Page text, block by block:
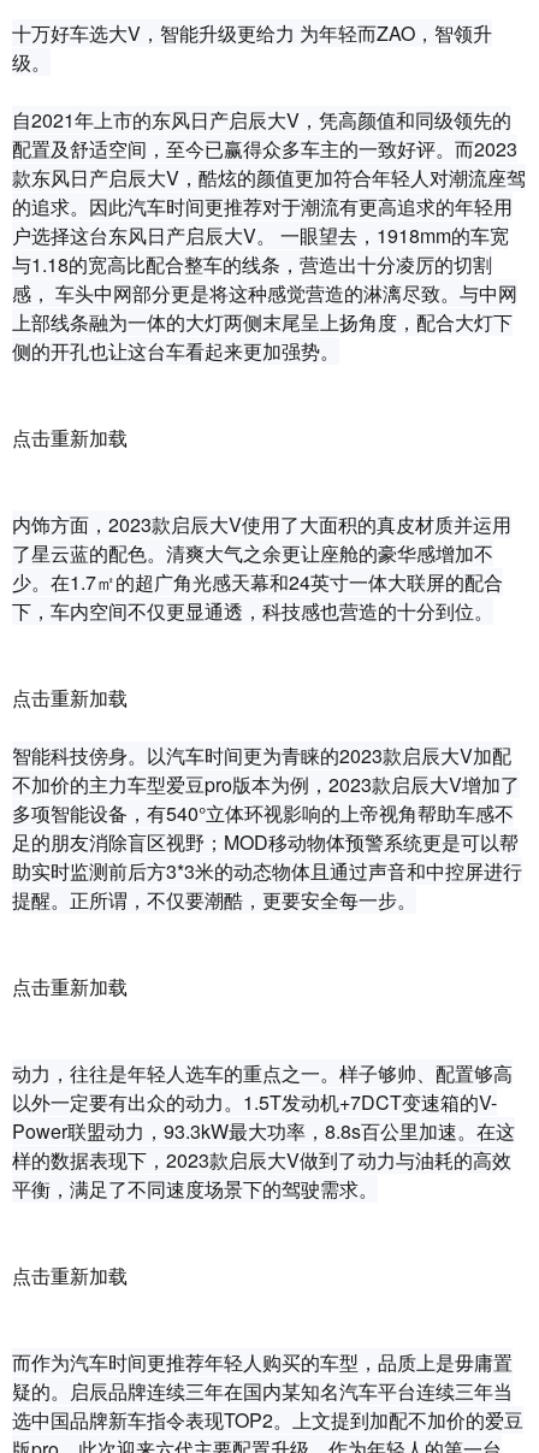
十万好车选大V，智能升级更给力 为年轻而ZAO，智领升
级。
自2021年上市的东风日产启辰大V，凭高颜值和同级领先的
配置及舒适空间，至今已赢得众多车主的一致好评。而2023
款东风日产启辰大V，酷炫的颜值更加符合年轻人对潮流座驾
的追求。因此汽车时间更推荐对于潮流有更高追求的年轻用
户选择这台东风日产启辰大V。 一眼望去，1918mm的车宽
与1.18的宽高比配合整车的线条，营造出十分凌厉的切割
感， 车头中网部分更是将这种感觉营造的淋漓尽致。与中网
上部线条融为一体的大灯两侧末尾呈上扬角度，配合大灯下
侧的开孔也让这台车看起来更加强势。
点击重新加载
内饰方面，2023款启辰大V使用了大面积的真皮材质并运用
了星云蓝的配色。清爽大气之余更让座舱的豪华感增加不
少。在1.7㎡的超广角光感天幕和24英寸一体大联屏的配合
下，车内空间不仅更显通透，科技感也营造的十分到位。
点击重新加载
智能科技傍身。以汽车时间更为青睐的2023款启辰大V加配
不加价的主力车型爱豆pro版本为例，2023款启辰大V增加了
多项智能设备，有540°立体环视影响的上帝视角帮助车感不
足的朋友消除盲区视野；MOD移动物体预警系统更是可以帮
助实时监测前后方3*3米的动态物体且通过声音和中控屏进行
提醒。正所谓，不仅要潮酷，更要安全每一步。
点击重新加载
动力，往往是年轻人选车的重点之一。样子够帅、配置够高
以外一定要有出众的动力。1.5T发动机+7DCT变速箱的V-
Power联盟动力，93.3kW最大功率，8.8s百公里加速。在这
样的数据表现下，2023款启辰大V做到了动力与油耗的高效
平衡，满足了不同速度场景下的驾驶需求。
点击重新加载
而作为汽车时间更推荐年轻人购买的车型，品质上是毋庸置
疑的。启辰品牌连续三年在国内某知名汽车平台连续三年当
选中国品牌新车指令表现TOP2。上文提到加配不加价的爱豆